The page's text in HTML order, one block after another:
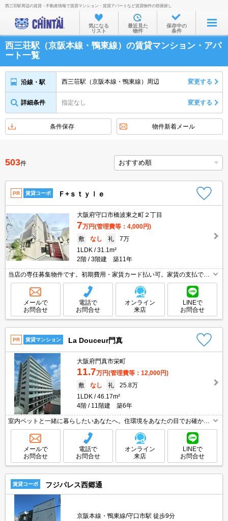
お部屋を探す
沿線・駅から
住所から
家賃相場から
不動産会社から
西三荘駅周辺の賃貸・不動産情報で賃貸マンション・賃貸アパートなど賃貸物件の部屋探し
気になる
リスト
最近見た
物件
保存中の
条件
西三荘駅（京阪本線・鴨東線）の賃貸マンション・アパ
ート一覧
沿線・駅 西三荘駅（京阪本線・鴨東線）周辺 変更する
詳細条件 指定なし 変更する
条件保存 物件新着メール
503件
PR 賃貸コーポ Ｆ+ｓｔｙｌｅ
大阪府守口市橋波東之町２丁目
7万円(管理費等：4,000円)
敷
なし 礼
7万
1LDK
31.1m²
2階
3階建 築11年
当店の専任募集物件です。初期費用・家賃カード払い可。家賃の支払でポ
イントたまります（条件あり）。オンライン内見対応可。現地待ち合わ
せ、物件ご案内可能。家電レンタル可4千円/月。
メールで
お問合せ
電話で
お問合せ
オンライン
来店
LINEで
お問合せ
PR 賃貸マンション La Douceur門真
大阪府門真市栄町
11.7万円(管理費等：12,000円)
敷
なし 礼
25.8万
1LDK
46.17m²
4階
11階建 築6年
室内ペットと一緒に暮らしたいあなたへ。住環境をあなたの目でお確かめ
ください。ぜひお問合せください。
メールで
お問合せ
電話で
お問合せ
オンライン
来店
LINEで
お問合せ
賃貸コーポ フジパレス西郷通
京阪本線・鴨東線/守口市駅 徒歩9分